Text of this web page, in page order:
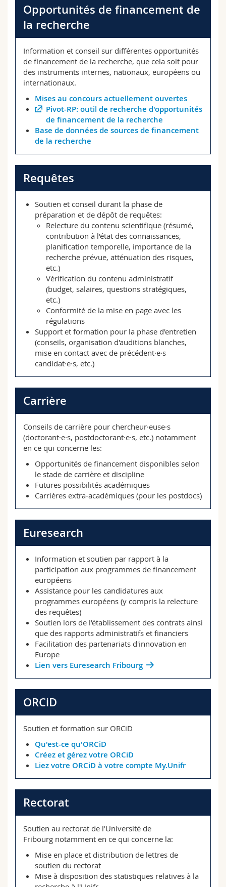
Sciences et médecine
Collaborateurs
Webmail
MyUnifr
Opportunités de financement de
la recherche
Information et conseil sur différentes opportunités
de financement de la recherche, que cela soit pour
des instruments internes, nationaux, européens ou
internationaux.
Mises au concours actuellement ouvertes
Pivot-RP: outil de recherche d'opportunités
de financement de la recherche
Base de données de sources de financement
de la recherche
Requêtes
Soutien et conseil durant la phase de
préparation et de dépôt de requêtes:
Relecture du contenu scientifique (résumé,
contribution à l'état des connaissances,
planification temporelle, importance de la
recherche prévue, atténuation des risques,
etc.)
Vérification du contenu administratif
(budget, salaires, questions stratégiques,
etc.)
Conformité de la mise en page avec les
régulations
Support et formation pour la phase d'entretien
(conseils, organisation d'auditions blanches,
mise en contact avec de précédent·e·s
candidat·e·s, etc.)
Carrière
Conseils de carrière pour chercheur·euse·s
(doctorant·e·s, postdoctorant·e·s, etc.) notamment
en ce qui concerne les:
Opportunités de financement disponibles selon
le stade de carrière et discipline
Futures possibilités académiques
Carrières extra-académiques (pour les postdocs)
Euresearch
Information et soutien par rapport à la
participation aux programmes de financement
européens
Assistance pour les candidatures aux
programmes européens (y compris la relecture
des requêtes)
Soutien lors de l'établissement des contrats ainsi
que des rapports administratifs et financiers
Facilitation des partenariats d'innovation en
Europe
Lien vers Euresearch Fribourg
ORCiD
Soutien et formation sur ORCiD
Qu'est-ce qu'ORCiD
Créez et gérez votre ORCiD
Liez votre ORCiD à votre compte My.Unifr
Rectorat
Soutien au rectorat de l'Université de
Fribourg notamment en ce qui concerne la:
Mise en place et distribution de lettres de
soutien du rectorat
Mise à disposition des statistiques relatives à la